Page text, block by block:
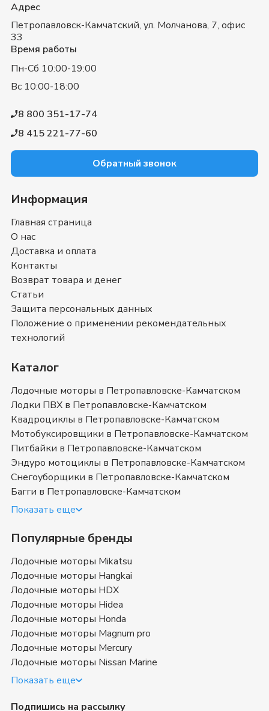
Адрес
Петропавловск-Камчатский, ул. Молчанова, 7, офис
33
Время работы
Пн-Сб 10:00-19:00
Вс 10:00-18:00
8 800 351-17-74
8 415 221-77-60
Обратный звонок
Информация
Главная страница
О нас
Доставка и оплата
Контакты
Возврат товара и денег
Статьи
Защита персональных данных
Положение о применении рекомендательных
технологий
Каталог
Лодочные моторы в Петропавловске-Камчатском
Лодки ПВХ в Петропавловске-Камчатском
Квадроциклы в Петропавловске-Камчатском
Мотобуксировщики в Петропавловске-Камчатском
Питбайки в Петропавловске-Камчатском
Эндуро мотоциклы в Петропавловске-Камчатском
Снегоуборщики в Петропавловске-Камчатском
Багги в Петропавловске-Камчатском
Показать еще
Популярные бренды
Лодочные моторы Mikatsu
Лодочные моторы Hangkai
Лодочные моторы HDX
Лодочные моторы Hidea
Лодочные моторы Honda
Лодочные моторы Magnum pro
Лодочные моторы Mercury
Лодочные моторы Nissan Marine
Показать еще
Подпишись на рассылку